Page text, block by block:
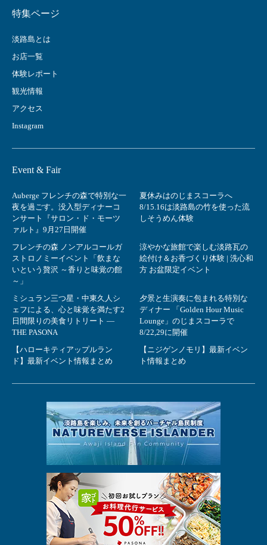
特集ページ
淡路島とは
お店一覧
体験レポート
観光情報
アクセス
Instagram
Event & Fair
Auberge フレンチの森で特別な一
夜を過ごす。没入型ディナーコ
ンサート『サロン・ド・モーツ
ァルト』9月27日開催
夏休みはのじまスコーラへ
8/15.16は淡路島の竹を使った流
しそうめん体験
フレンチの森 ノンアルコールガ
ストロノミーイベント「飲まな
いという贅沢 ～香りと味覚の館
～」
涼やかな旅館で楽しむ淡路瓦の
絵付け＆お香づくり体験 | 洗心和
方 お盆限定イベント
ミシュラン三つ星・中東久人シ
ェフによる、心と味覚を満たす2
日間限りの美食リトリート ―
THE PASONA
夕景と生演奏に包まれる特別な
ディナー 「Golden Hour Music
Lounge」のじまスコーラで
8/22,29に開催
【ハローキティアップルラン
ド】最新イベント情報まとめ
【ニジゲンノモリ】最新イベン
ト情報まとめ